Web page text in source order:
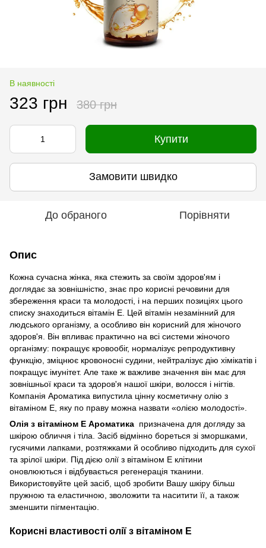
В наявності
323 грн 380 грн
Купити
Замовити швидко
До обраного Порівняти
Опис
Кожна сучасна жінка, яка стежить за своїм здоров'ям і
доглядає за зовнішністю, знає про корисні речовини для
збереження краси та молодості, і на перших позиціях цього
списку знаходиться вітамін Е. Цей вітамін незамінний для
людського організму, а особливо він корисний для жіночого
здоров'я. Він впливає практично на всі системи жіночого
організму: покращує кровообіг, нормалізує репродуктивну
функцію, зміцнює кровоносні судини, нейтралізує дію хімікатів і
покращує імунітет. Але таке ж важливе значення він має для
зовнішньої краси та здоров'я нашої шкіри, волосся і нігтів.
Компанія Ароматика випустила цінну косметичну олію з
вітаміном Е, яку по праву можна назвати «олією молодості».
Олія з вітаміном E Ароматика призначена для догляду за
шкірою обличчя і тіла. Засіб відмінно бореться зі зморшками,
гусячими лапками, розтяжками й особливо підходить для сухої
та зрілої шкіри. Під дією олії з вітаміном Е клітини
оновлюються і відбувається регенерація тканини.
Використовуйте цей засіб, щоб зробити Вашу шкіру більш
пружною та еластичною, зволожити та наситити її, а також
зменшити пігментацію.
Корисні властивості олії з вітаміном Е